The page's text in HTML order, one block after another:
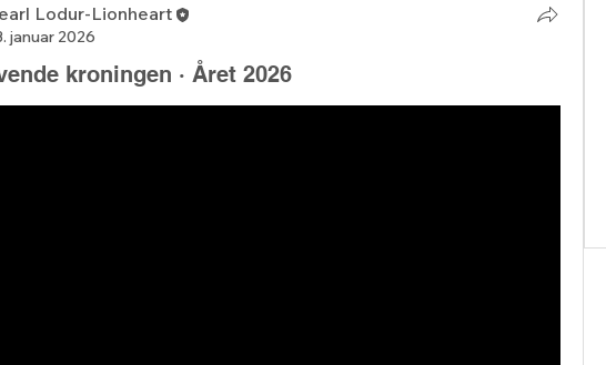
Lodur-Lionheart
januar 2026
kroningen · Året 2026